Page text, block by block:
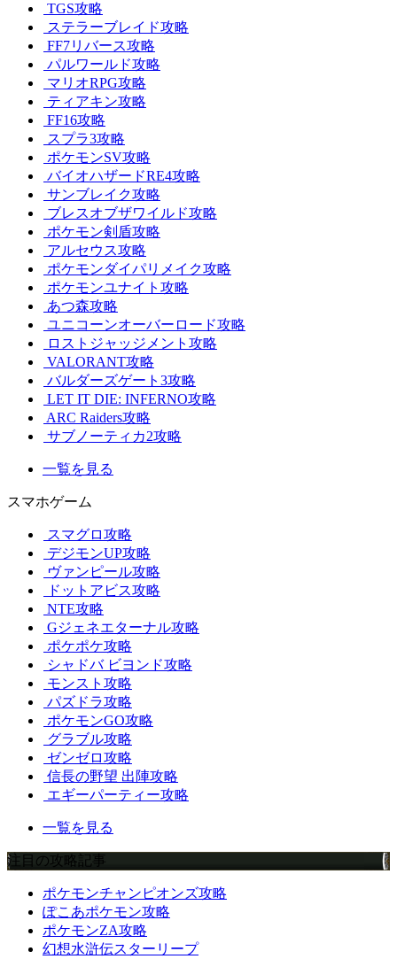
TGS攻略
ステラーブレイド攻略
FF7リバース攻略
パルワールド攻略
マリオRPG攻略
ティアキン攻略
FF16攻略
スプラ3攻略
ポケモンSV攻略
バイオハザードRE4攻略
サンブレイク攻略
ブレスオブザワイルド攻略
ポケモン剣盾攻略
アルセウス攻略
ポケモンダイパリメイク攻略
ポケモンユナイト攻略
あつ森攻略
ユニコーンオーバーロード攻略
ロストジャッジメント攻略
VALORANT攻略
バルダーズゲート3攻略
LET IT DIE: INFERNO攻略
ARC Raiders攻略
サブノーティカ2攻略
一覧を見る
スマホゲーム
スマグロ攻略
デジモンUP攻略
ヴァンピール攻略
ドットアビス攻略
NTE攻略
Gジェネエターナル攻略
ポケポケ攻略
シャドバ ビヨンド攻略
モンスト攻略
パズドラ攻略
ポケモンGO攻略
グラブル攻略
ゼンゼロ攻略
信長の野望 出陣攻略
エギーパーティー攻略
一覧を見る
注目の攻略記事
ポケモンチャンピオンズ攻略
ぽこあポケモン攻略
ポケモンZA攻略
幻想水滸伝スターリープ